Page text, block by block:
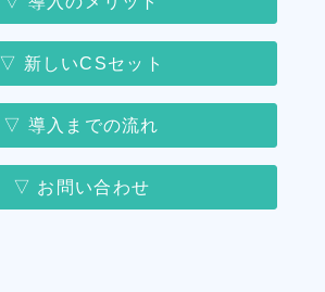
▽ 新しいCSセット
▽ 導入までの流れ
▽ お問い合わせ